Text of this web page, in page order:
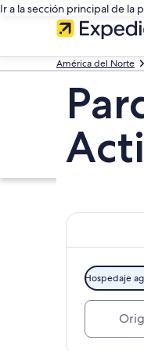
Ir a la sección principal de la
América del Norte
Hospedaje